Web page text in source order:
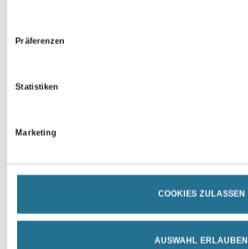
Präferenzen
Statistiken
Marketing
COOKIES ZULASSEN
AUSWAHL ERLAUBEN
PRODUKTEIGENSCHAFTEN